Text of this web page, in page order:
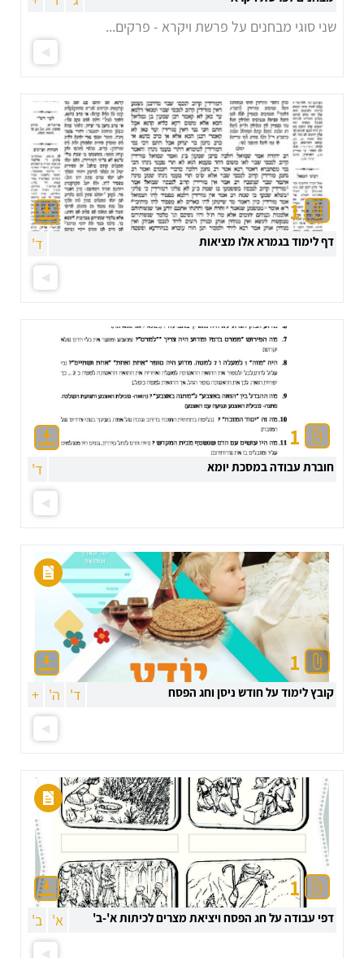
שני סוגי מבחנים על פרשת ויקרא - פרקים...
1
דף לימוד בגמרא אלו מציאות ד'
1
חוברת עבודה במסכת יומא ד'
1
קובץ לימוד על חודש ניסן וחג הפסח ד' ה' +
1
דפי עבודה על חג הפסח ויציאת מצרים לכיתות א'-ב' א' ב'